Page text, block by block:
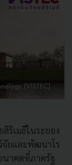
ริเมธีในระยอง
จัยและพัฒนาโร
นาคตที่ภาครัฐ